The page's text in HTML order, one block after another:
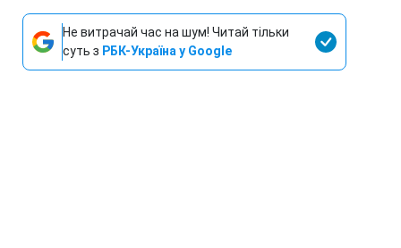
Не витрачай час на шум! Читай тільки
суть з РБК-Україна у Google